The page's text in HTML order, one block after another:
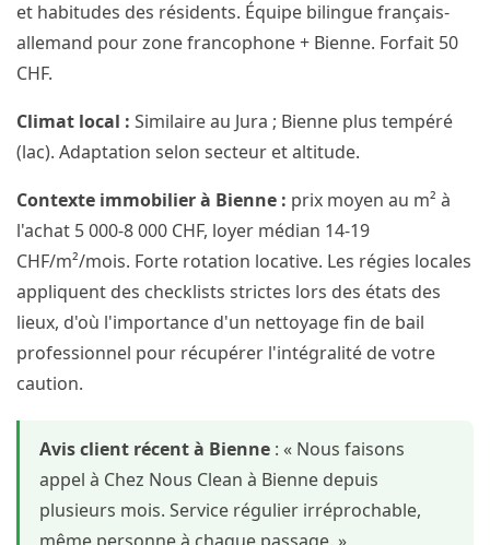
et habitudes des résidents. Équipe bilingue français-
allemand pour zone francophone + Bienne. Forfait 50
CHF.
Climat local : Similaire au Jura ; Bienne plus tempéré
(lac). Adaptation selon secteur et altitude.
Contexte immobilier à Bienne : prix moyen au m² à
l'achat 5 000-8 000 CHF, loyer médian 14-19
CHF/m²/mois. Forte rotation locative. Les régies locales
appliquent des checklists strictes lors des états des
lieux, d'où l'importance d'un nettoyage fin de bail
professionnel pour récupérer l'intégralité de votre
caution.
Avis client récent à Bienne : « Nous faisons
appel à Chez Nous Clean à Bienne depuis
plusieurs mois. Service régulier irréprochable,